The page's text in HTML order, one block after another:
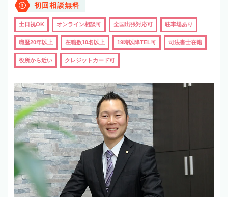
初回相談無料
土日祝OK オンライン相談可 全国出張対応可 駐車場あり
職歴20年以上 在籍数10名以上 19時以降TEL可 司法書士在籍
役所から近い クレジットカード可